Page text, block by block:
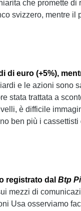
che promette di
svizzero, mentre il
di euro (+5%),
e le azioni sono
stata trattata a
è difficile
ben più i cassettisti
registrato dal Btp
mezzi di
Usa osserviamo